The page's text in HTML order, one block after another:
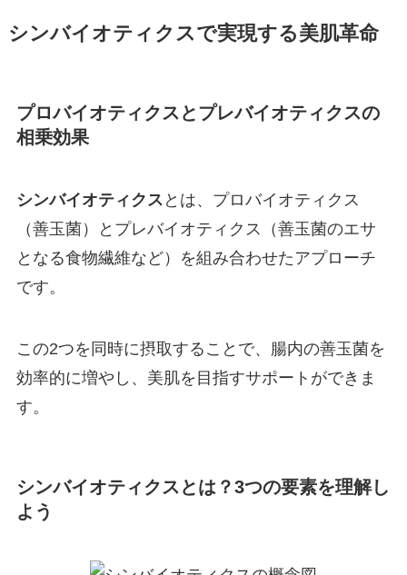
シンバイオティクスで実現する美肌革命
プロバイオティクスとプレバイオティクスの
相乗効果
シンバイオティクス とは、プロバイオティクス
（善玉菌）とプレバイオティクス（善玉菌のエサ
となる食物繊維など）を組み合わせたアプローチ
です。
この2つを同時に摂取することで、腸内の善玉菌を
効率的に増やし、美肌を目指すサポートができま
す。
シンバイオティクスとは？3つの要素を理解し
よう